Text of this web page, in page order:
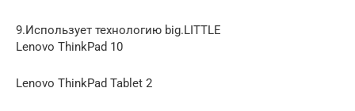
9.Использует технологию big.LITTLE
Lenovo ThinkPad 10
Lenovo ThinkPad Tablet 2